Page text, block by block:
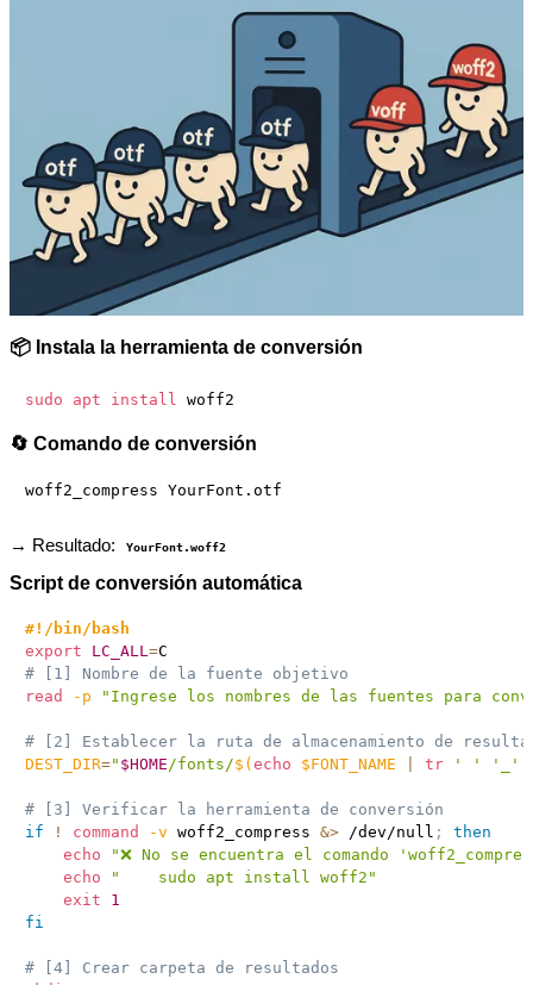
📦 Instala la herramienta de conversión
sudo apt install
🔄 Comando de conversión
→ Resultado: YourFont.woff2
Script de conversión automática
#!/bin/bash
export
LC_ALL=
# [1] Nombre de la fuente objetivo
read
-p "Ingrese los nombres de las fuentes para
# [2] Establecer la ruta de almacenamiento de
DEST_DIR=" $HOME/fonts/$( echo $FONT_NAME tr ' ' '_'
# [3] Verificar la herramienta de conversión
if
! command -v woff2_compress &> /dev/null ;
then
echo
"❌ No se encuentra el comando
echo
"    sudo apt install woff2"
exit
1
fi
# [4] Crear carpeta de resultados